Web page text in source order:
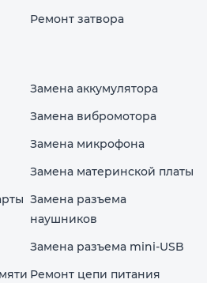
Ремонт затвора
Замена аккумулятора
Замена вибромотора
Замена микрофона
Замена материнской платы
Замена разъема
наушников
Замена разъема mini-USB
Ремонт цепи питания